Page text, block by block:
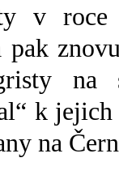
v roce
na
k
na